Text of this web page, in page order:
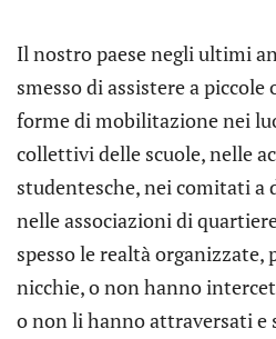
Il nostro paese negli ultimi
smesso di assistere a
forme di mobilitazione nei
collettivi delle scuole, nelle
studentesche, nei comitati a
nelle associazioni di
spesso le realtà
nicchie, o non hanno
o non li hanno attraversati